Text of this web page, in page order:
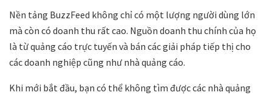
Nền tảng BuzzFeed không chỉ có một lượng người dùng lớn
mà còn có doanh thu rất cao. Nguồn doanh thu chính của họ
là từ quảng cáo trực tuyến và bán các giải pháp tiếp thị cho
các doanh nghiệp cũng như nhà quảng cáo.
Khi mới bắt đầu, bạn có thể không tìm được các nhà quảng